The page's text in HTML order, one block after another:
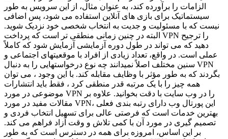
الزامات را برآورده کند، به عنوان مثال، از این سرویس به طور
سیستماتیک برای بازی های آنلاین استفاده می شود، پس اضافی
نیست که با مسئولیت و جدیت به انتخاب شخصی خود نزدیک شوید.
البته در چنین زمانی منطقی تر است که پرداخت VPN را ترجیح
دهید که می تواند در طول دوره آزمایشی آزمایش شود که کاملاً
عملی است. در واقع، تعداد زیادی از افراد با موقعیتهای اجتماعی و
سنین مختلف اصلاً نمیدانند چه نوع درخواستهایی را به دنبال VPN
بگردند که به طور مؤثر با وظایف مقابله کند. با این وجود ، می توان
همه چیز را با یک مرتبه قدر منطقی کرد ، فقط باید انتشارات
موضوعی در مورد VPN را در وب سایت با دقت بخوانید. علاوه بر
مقالات مفید در مورد VPN، این پورتال وب دارای رتبه بندی فعلی
بهترین خدمات است که فرصتی عالی برای تسهیل انتخاب فردی و
تصمیم گیری در مورد آن با کمی تلاش و وقت آزاد فراهم می کند.
بر این اساس، امروزه برای همه در دسترس است که به طور